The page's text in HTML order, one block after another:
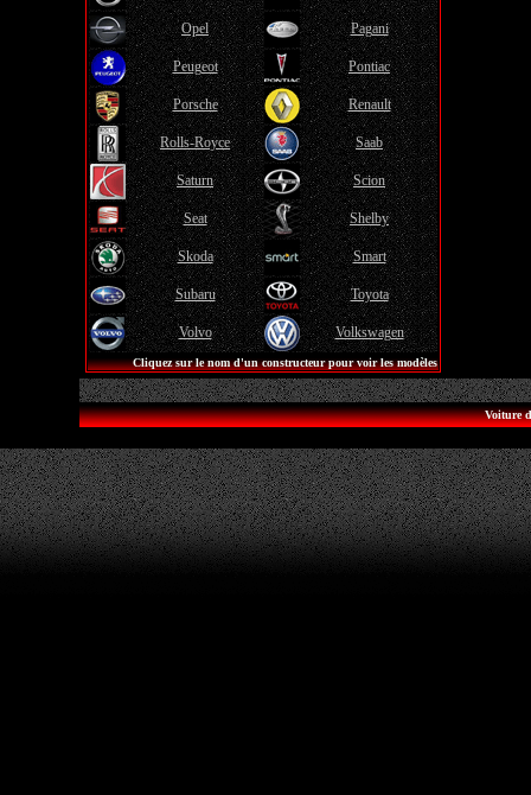
Opel Pagani
Peugeot Pontiac
Porsche Renault
Rolls-Royce Saab
Saturn Scion
Seat Shelby
Skoda Smart
Subaru Toyota
Volvo Volkswagen
Cliquez sur le nom d'un constructeur pour voir les modèles
Voiture